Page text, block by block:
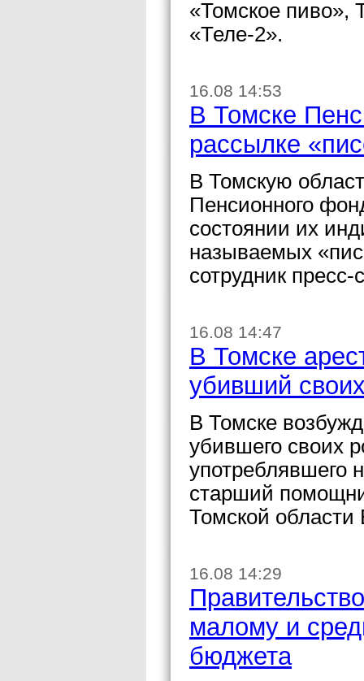
«Томское пиво»,
«Теле-2».
16.08 14:53
В Томске
рассылке
В Томскую
Пенсионного
состоянии их
называемых
сотрудник
16.08 14:47
В Томске
убивший
В Томске
убившего своих
употреблявшего
старший
Томской
16.08 14:29
малому и
бюджета